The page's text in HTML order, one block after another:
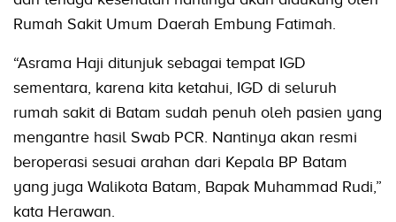
Rumah Sakit Umum Daerah Embung Fatimah.
“Asrama Haji ditunjuk sebagai tempat IGD
sementara, karena kita ketahui, IGD di seluruh
rumah sakit di Batam sudah penuh oleh pasien yang
mengantre hasil Swab PCR. Nantinya akan resmi
beroperasi sesuai arahan dari Kepala BP Batam
yang juga Walikota Batam, Bapak Muhammad Rudi,”
kata Herawan.